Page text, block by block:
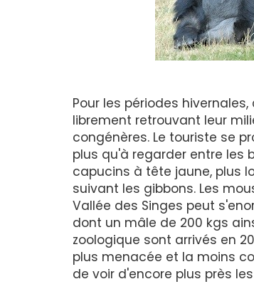
Pour les périodes
librement retrouvant leur
congénères. Le touriste se
plus qu'à regarder entre les
capucins à tête jaune, plus
suivant les gibbons. Les
Vallée des Singes peut
dont un mâle de 200 kgs
zoologique sont arrivés en
plus menacée et la moins
de voir d'encore plus près